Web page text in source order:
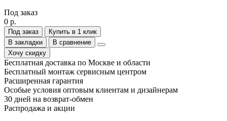
Под заказ
0 р.
Под заказ
Купить в 1 клик
В закладки
В сравнение
Хочу скидку
Бесплатная доставка по Москве и области
Бесплатный монтаж сервисным центром
Расширенная гарантия
Особые условия оптовым клиентам и дизайнерам
30 дней на возврат-обмен
Распродажа и акции